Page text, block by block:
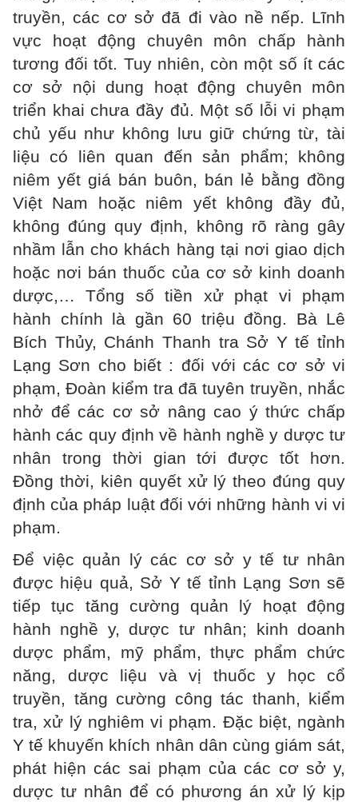
truyền, các cơ sở đã đi vào nề nếp. Lĩnh
vực hoạt động chuyên môn chấp hành
tương đối tốt. Tuy nhiên, còn một số ít các
cơ sở nội dung hoạt động chuyên môn
triển khai chưa đầy đủ. Một số lỗi vi phạm
chủ yếu như không lưu giữ chứng từ, tài
liệu có liên quan đến sản phẩm; không
niêm yết giá bán buôn, bán lẻ bằng đồng
Việt Nam hoặc niêm yết không đầy đủ,
không đúng quy định, không rõ ràng gây
nhầm lẫn cho khách hàng tại nơi giao dịch
hoặc nơi bán thuốc của cơ sở kinh doanh
dược,… Tổng số tiền xử phạt vi phạm
hành chính là gần 60 triệu đồng. Bà Lê
Bích Thủy, Chánh Thanh tra Sở Y tế tỉnh
Lạng Sơn cho biết : đối với các cơ sở vi
phạm, Đoàn kiểm tra đã tuyên truyền, nhắc
nhở để các cơ sở nâng cao ý thức chấp
hành các quy định về hành nghề y dược tư
nhân trong thời gian tới được tốt hơn.
Đồng thời, kiên quyết xử lý theo đúng quy
định của pháp luật đối với những hành vi vi
phạm.
Để việc quản lý các cơ sở y tế tư nhân
được hiệu quả, Sở Y tế tỉnh Lạng Sơn sẽ
tiếp tục tăng cường quản lý hoạt động
hành nghề y, dược tư nhân; kinh doanh
dược phẩm, mỹ phẩm, thực phẩm chức
năng, dược liệu và vị thuốc y học cổ
truyền, tăng cường công tác thanh, kiểm
tra, xử lý nghiêm vi phạm. Đặc biệt, ngành
Y tế khuyến khích nhân dân cùng giám sát,
phát hiện các sai phạm của các cơ sở y,
dược tư nhân để có phương án xử lý kịp